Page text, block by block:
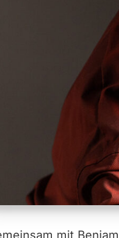
mit